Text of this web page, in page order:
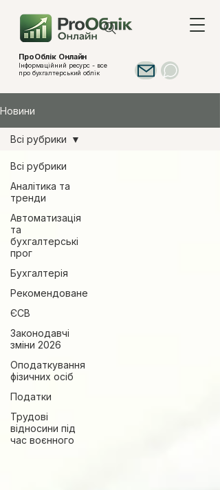
ПроОблік Онлайн
Інформаційний ресурс - все
про бухгалтерський облік
Новини
Всі рубрики
Аналітика та
тренди
Автоматизація
та
бухгалтерські
прог
Бухгалтерія
Рекомендоване
ЄСВ
Законодавчі
зміни 2026
Оподаткування
фізичних осіб
Податки
Трудові
відносини під
час воєнного
Всі рубрики